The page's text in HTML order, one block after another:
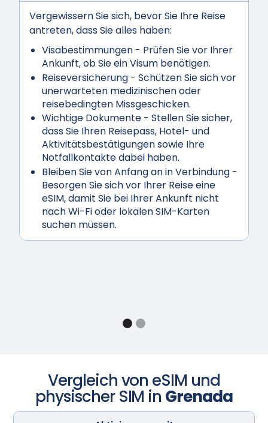
Vergewissern Sie sich, bevor Sie Ihre Reise
antreten, dass Sie alles haben:
Visabestimmungen - Prüfen Sie vor Ihrer
Ankunft, ob Sie ein Visum benötigen.
Reiseversicherung - Schützen Sie sich vor
unerwarteten medizinischen oder
reisebedingten Missgeschicken.
Wichtige Dokumente - Stellen Sie sicher,
dass Sie Ihren Reisepass, Hotel- und
Aktivitätsbestätigungen sowie Ihre
Notfallkontakte dabei haben.
Bleiben Sie von Anfang an in Verbindung -
Besorgen Sie sich vor Ihrer Reise eine
eSIM, damit Sie bei Ihrer Ankunft nicht
nach Wi-Fi oder lokalen SIM-Karten
suchen müssen.
Vergleich von eSIM und
physischer SIM in Grenada